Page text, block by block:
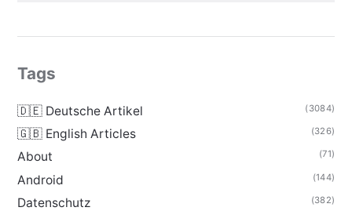
Tags
🇩🇪 Deutsche Artikel (3084)
🇬🇧 English Articles (326)
About (71)
Android (144)
Datenschutz (382)